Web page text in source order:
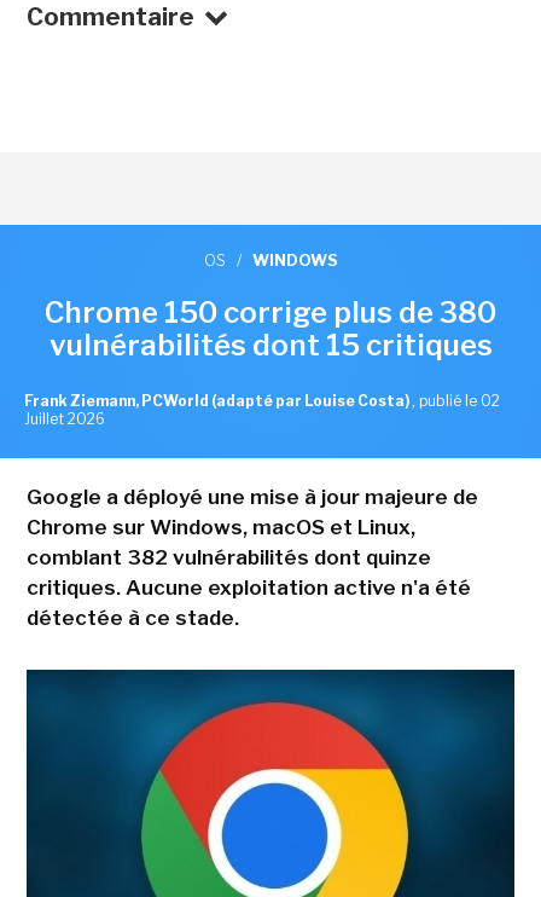
Commentaire
OS / WINDOWS
Chrome 150 corrige plus de 380
vulnérabilités dont 15 critiques
Frank Ziemann, PCWorld (adapté par Louise Costa) , publié le 02
Juillet 2026
Google a déployé une mise à jour majeure de
Chrome sur Windows, macOS et Linux,
comblant 382 vulnérabilités dont quinze
critiques. Aucune exploitation active n'a été
détectée à ce stade.